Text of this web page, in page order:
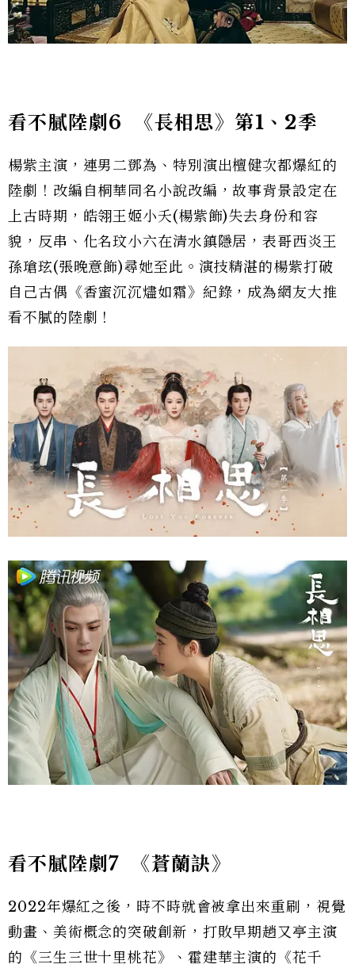
看不膩陸劇6 《長相思》第1 、2季
楊紫主演，連男二鄧為、特別演出檀健次都爆紅的
陸劇！改編自桐華同名小說改編，故事背景設定在
上古時期，皓翎王姬小夭(楊紫飾)失去身份和容
貌，反串、化名玟小六在清水鎮隱居，表哥西炎王
孫瑲玹(張晚意飾)尋她至此。演技精湛的楊紫打破
自己古偶《香蜜沉沉燼如霜》紀錄，成為網友大推
看不膩的陸劇！
看不膩陸劇7 《蒼蘭訣》
2022年爆紅之後，時不時就會被拿出來重刷，視覺
動畫、美術概念的突破創新，打敗早期趙又亭主演
的《三生三世十里桃花》、霍建華主演的《花千